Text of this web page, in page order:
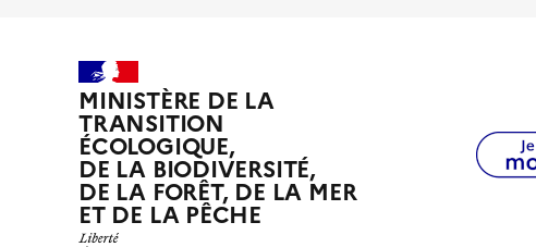
MINISTÈRE DE LA
TRANSITION
ÉCOLOGIQUE,
DE LA BIODIVERSITÉ,
DE LA FORÊT, DE LA MER
ET DE LA PÊCHE